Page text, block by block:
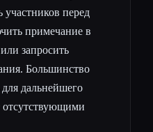
перед
примечание в
запросить
Большинство
для дальнейшего
отсутствующими